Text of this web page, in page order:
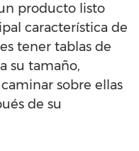
producto listo
característica de
tener tablas de
su tamaño,
sobre ellas
de su